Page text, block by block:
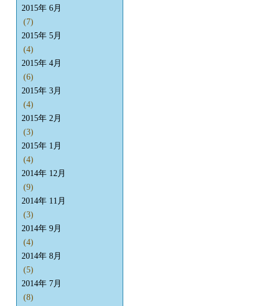
2015年 6月
(7)
2015年 5月
(4)
2015年 4月
(6)
2015年 3月
(4)
2015年 2月
(3)
2015年 1月
(4)
2014年 12月
(9)
2014年 11月
(3)
2014年 9月
(4)
2014年 8月
(5)
2014年 7月
(8)